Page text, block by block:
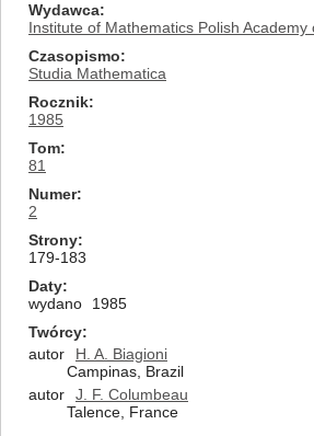
Wydawca
Institute of Mathematics Polish Academy
Czasopismo
Studia Mathematica
Rocznik
1985
Tom
81
Numer
2
Strony
179-183
Daty
wydano
1985
Twórcy
autor
H. A. Biagioni
Campinas, Brazil
autor
J. F. Columbeau
Talence, France